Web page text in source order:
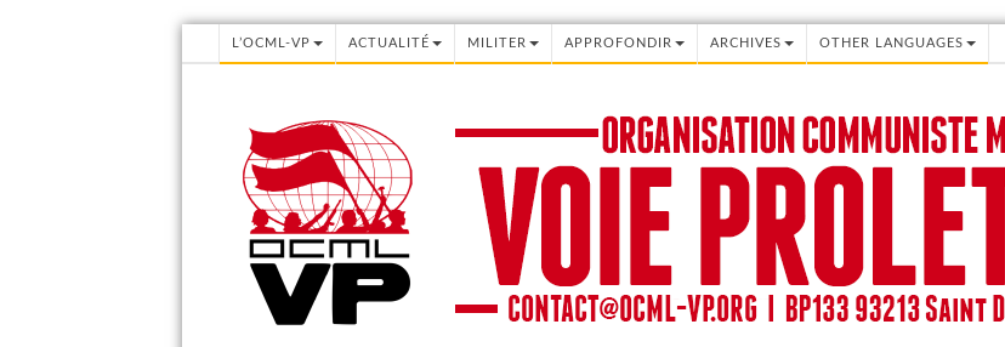
L’OCML-VP ACTUALITÉ MILITER APPROFONDIR ARCHIVES OTHER LANGUAGES